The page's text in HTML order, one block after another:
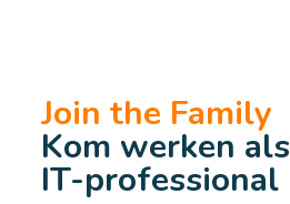
Join the Family
Kom werken als
IT-professional